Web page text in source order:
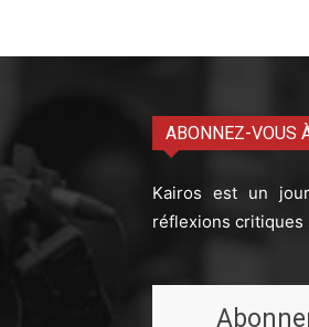
ABONNEZ-VOUS
Kairos est un
réflexions critiques